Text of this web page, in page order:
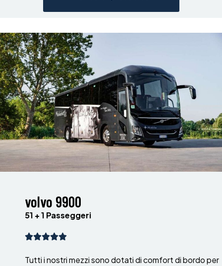
volvo 9900
51 + 1 Passeggeri
Tutti i nostri mezzi sono dotati di comfort di bordo per